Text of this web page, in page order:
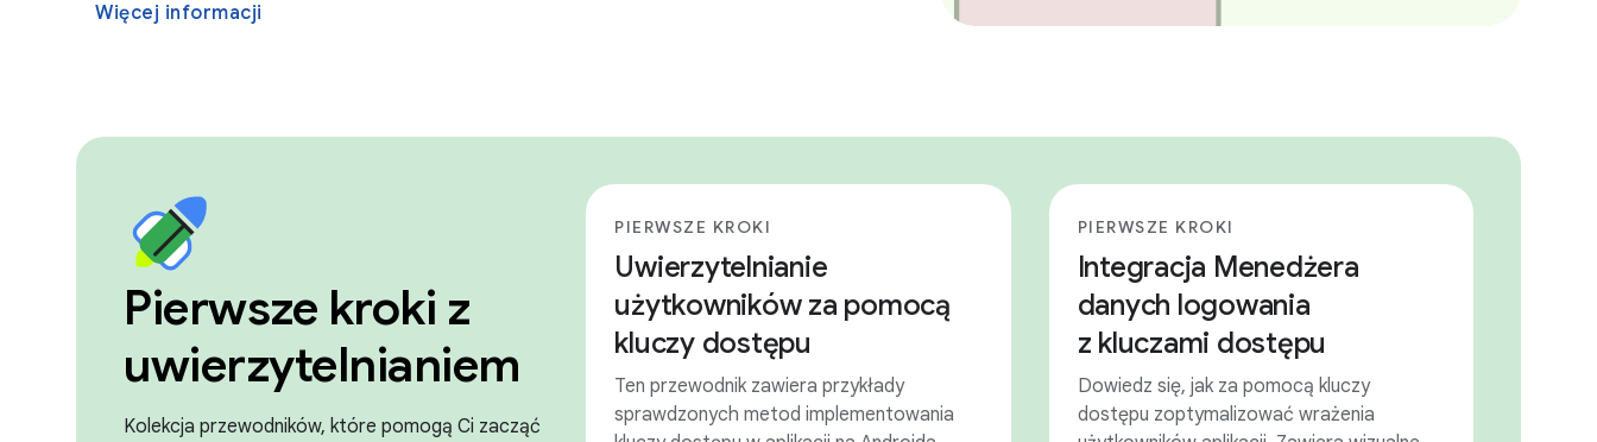
Więcej informacji
Pierwsze kroki z
uwierzytelnianiem
Kolekcja przewodników, które pomogą Ci zacząć
PIERWSZE KROKI
Uwierzytelnianie
użytkowników za pomocą
kluczy dostępu
Ten przewodnik zawiera przykłady
sprawdzonych metod implementowania
PIERWSZE KROKI
Integracja Menedżera
danych logowania
z kluczami dostępu
Dowiedz się, jak za pomocą kluczy
dostępu zoptymalizować wrażenia